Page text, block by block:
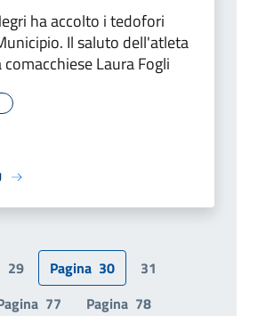
ha accolto i tedofori
Il saluto dell'atleta
Laura Fogli
29 Pagina 30
31
77 Pagina 78